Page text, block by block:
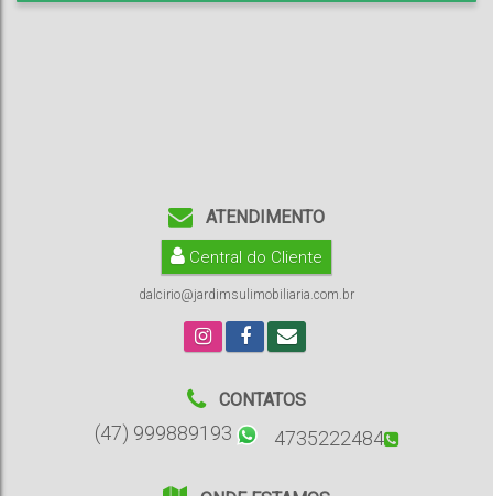
ATENDIMENTO
Central do Cliente
dalcirio@jardimsulimobiliaria.com.br
CONTATOS
(47) 999889193 4735222484